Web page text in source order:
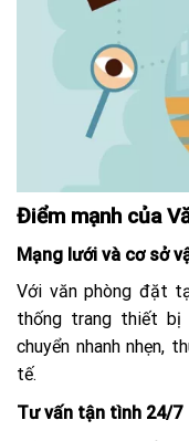
Điểm mạnh của
Mạng lưới và cơ sở
Với văn phòng đặt
thống trang thiết bị
chuyển nhanh nhẹn,
tế.
Tư vấn tận tình 24/7